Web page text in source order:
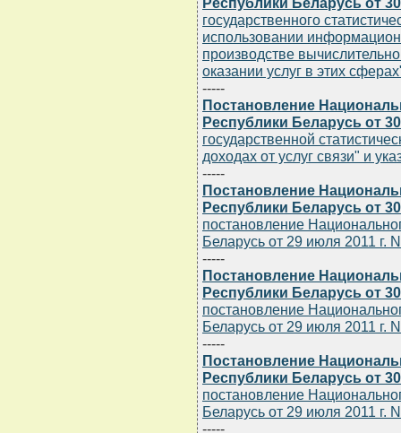
государственного
использовании
производстве
оказании услуг в этих
-----
Постановление
Республики Беларусь от
государственной
доходах от услуг связи" и
-----
Постановление
Республики Беларусь от
постановление
Беларусь от 29 июля 2011 г.
-----
Постановление
Республики Беларусь от
постановление
Беларусь от 29 июля 2011 г.
-----
Постановление
Республики Беларусь от
постановление
Беларусь от 29 июля 2011 г.
-----